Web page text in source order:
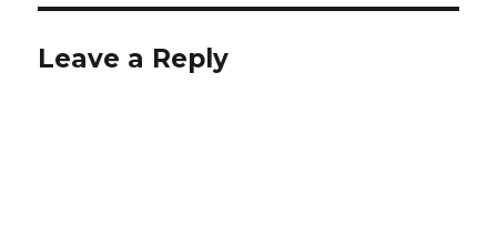
Leave a Reply